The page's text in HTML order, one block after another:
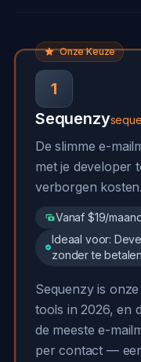
Onze Keuze
1
Sequenzy
De slimme e-
met je developer
verborgen kosten.
Vanaf $19/
Ideaal voor:
zonder te
Sequenzy is
tools in 2026, en
de meeste e-
per contact —